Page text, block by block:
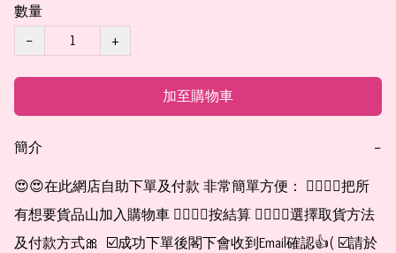
數量
−
+
加至購物車
簡介 −
😍😍在此網店自助下單及付款 非常簡單方便： 👉🏻👉🏻把所
有想要貨品山加入購物車 👉🏻👉🏻按結算 👉🏻👉🏻選擇取貨方法
及付款方式🎀  ☑️成功下單後閣下會收到Email確認👍( ☑️請於